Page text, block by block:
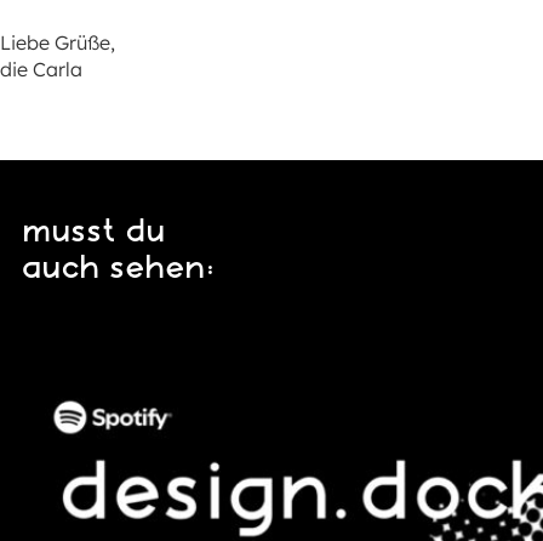
Liebe Grüße,
die Carla
musst du
auch sehen: